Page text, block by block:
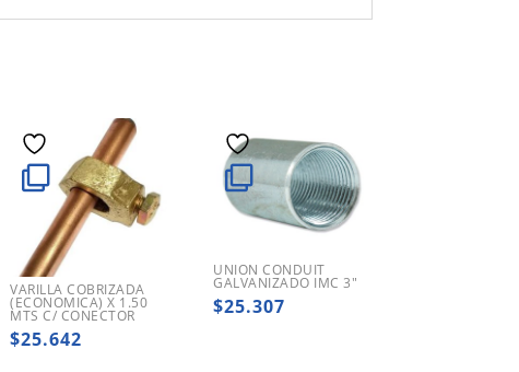
VARILLA COBRIZADA
(ECONOMICA) X 1.50
MTS C/ CONECTOR
$25.642
UNION CONDUIT
GALVANIZADO IMC 3″
$25.307